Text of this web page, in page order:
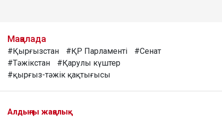
Мақалада
#Қырғызстан #ҚР Парламенті
#Сенат
#Тәжікстан
#Қарулы күштер
#қырғыз-тәжік қақтығысы
Алдыңғы жаңалық